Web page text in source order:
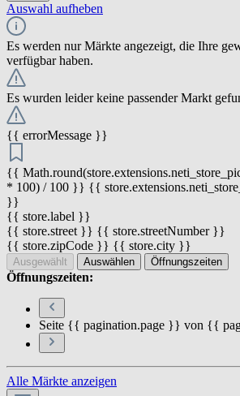
Auswahl aufheben
Es werden nur Märkte angezeigt, die Ihre
verfügbar haben.
Es wurden leider keine passender Markt
{{ errorMessage }}
{{
* 100) / 100 }} {{
}}
{{ store.label }}
{{ store.street }} {{ store.streetNumber }}
{{ store.zipCode }} {{ store.city }}
Ausgewählt Auswählen Öffnungszeiten
Öffnungszeiten:
Seite {{ pagination.page }} von {{
Alle Märkte anzeigen